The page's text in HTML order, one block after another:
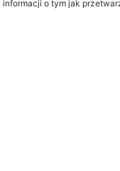
informacji o tym jak